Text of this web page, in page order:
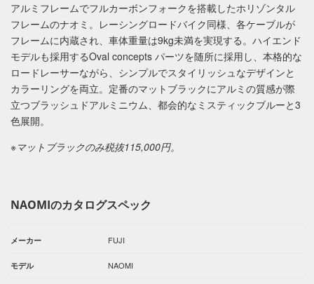
アルミフレームでフルカーボンフォークを搭載したホリゾンタル
フレームのナオミ。レーシングロードバイク同様、各ケーブルが
フレームに内蔵され、車体重量は9kg未満を実現する。ハイエンド
モデルも採用するOval concepts パーツを随所に採用し、本格的な
ロードレーサーながら、シンプルでスタイリッシュなデザインと
カラーリングを両立。定番のマットブラックにアルミの質感が際
立つブラッシュドアルミニウム、都会的なミスティックブルーと3
色展開。
※マットブラックのみ税抜115,000円。
NAOMIのカタログスペック
メーカー FUJI
モデル NAOMI